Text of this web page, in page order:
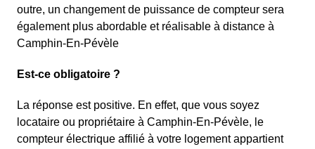
outre, un changement de puissance de compteur sera
également plus abordable et réalisable à distance à
Camphin-En-Pévèle
Est-ce obligatoire ?
La réponse est positive. En effet, que vous soyez
locataire ou propriétaire à Camphin-En-Pévèle, le
compteur électrique affilié à votre logement appartient